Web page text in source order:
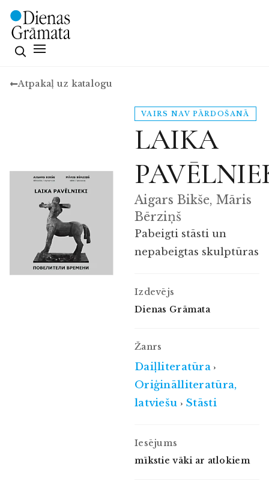
Atpakaļ uz katalogu
VAIRS NAV PĀRDOŠANĀ
LAIKA
Aigars Bikše, Māris
Bērziņš
Pabeigti stāsti un
nepabeigtas skulptūras
Izdevējs
Dienas Grāmata
Žanrs
Daiļliteratūra ›
Oriģinālliteratūra,
latviešu › Stāsti
Iesējums
mīkstie vāki ar atlokiem